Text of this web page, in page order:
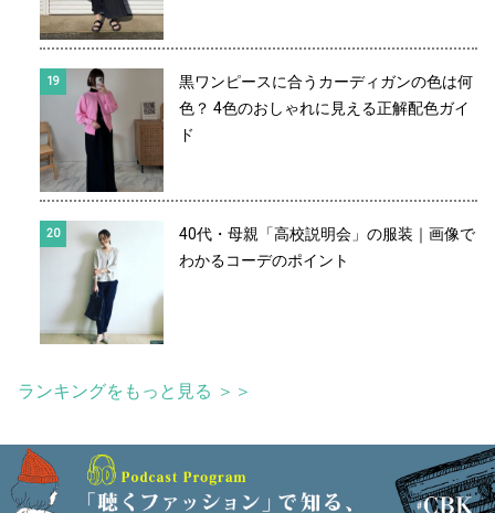
黒ワンピースに合うカーディガンの色は何
色？ 4色のおしゃれに見える正解配色ガイ
ド
40代・母親「高校説明会」の服装｜画像で
わかるコーデのポイント
ランキングをもっと見る ＞＞